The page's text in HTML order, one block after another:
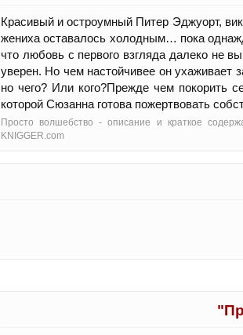
Красивый и остроумный Питер Эджуорт,
жениха оставалось холодным… пока
что любовь с первого взгляда далеко не
уверен. Но чем настойчивее он ухаживает
но чего? Или кого?Прежде чем покорить
которой Сюзанна готова пожертвовать
Просто волшебство - oписание и краткое
KNIGGER.com